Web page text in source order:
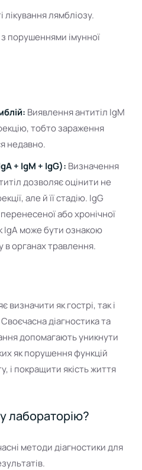
лікування лямбліозу.
порушеннями імунної
Виявлення антитіл IgM
тобто зараження
недавно.
+ IgM + IgG): Визначення
дозволяє оцінити не
але й її стадію. IgG
або хронічної
IgA може бути ознакою
в органах травлення.
визначити як гострі, так і
діагностика та
допомагають уникнути
як порушення функцій
і покращити якість життя
лабораторію?
методи діагностики для